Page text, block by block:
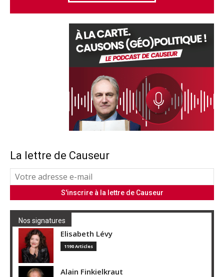
La lettre de Causeur
Nos signatures
Elisabeth Lévy
1190 Articles
Alain Finkielkraut